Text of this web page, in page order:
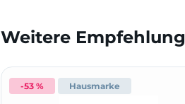
Weitere
-53 % Hausmarke